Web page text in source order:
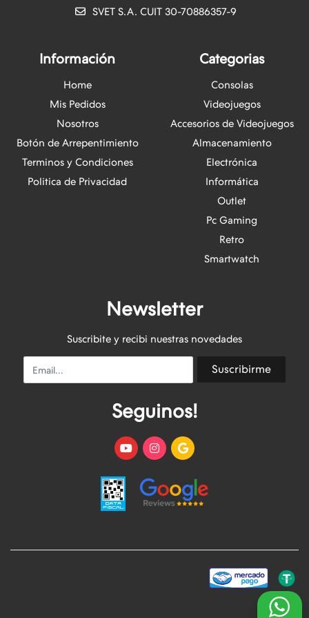
SVET S.A. CUIT 30-70886357-9
Información
Home
Mis Pedidos
Nosotros
Botón de Arrepentimiento
Terminos y Condiciones
Politica de Privacidad
Categorias
Consolas
Videojuegos
Accesorios de Videojuegos
Almacenamiento
Electrónica
Informática
Outlet
Pc Gaming
Retro
Smartwatch
Newsletter
Suscribite y recibi nuestras novedades
Email Suscribirme
Seguinos!